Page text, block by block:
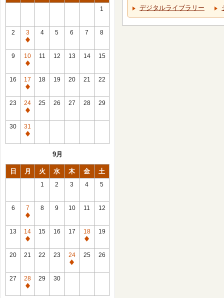
1
2
3
休
館
日
4 5 6 7 8
9
10
休
館
日
11 12 13 14 15
16
17
休
館
日
18 19 20 21 22
23
24
休
館
日
25 26 27 28 29
30
31
休
9月
日 月 火 水 木 金 土
1 2 3 4 5
6
7
休
館
日
8 9 10 11 12
13
14
休
館
15 16 17
18
休
館
19
20 21 22 23
24
休
25 26
27
28
休
29 30
デジタルライブラリー